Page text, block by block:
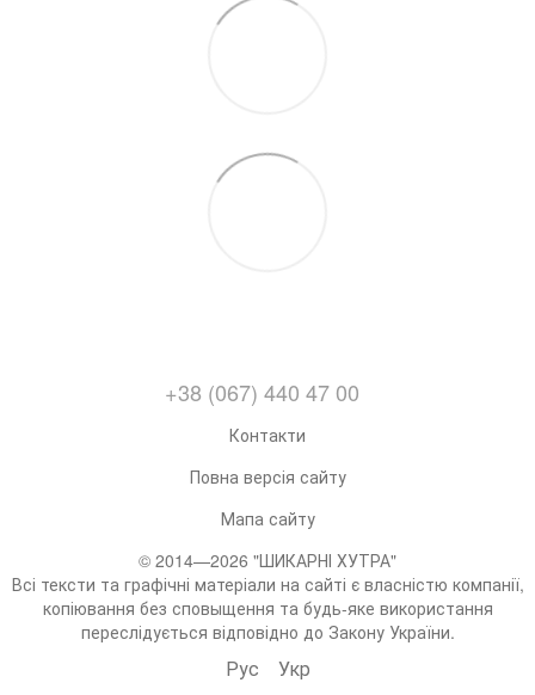
+38 (067) 440 47 00
Контакти
Повна версія сайту
Мапа сайту
© 2014—2026 "ШИКАРНІ ХУТРА"
Всі тексти та графічні матеріали на сайті є власністю компанії,
копіювання без сповыщення та будь-яке використання
переслідується відповідно до Закону України.
Рус Укр